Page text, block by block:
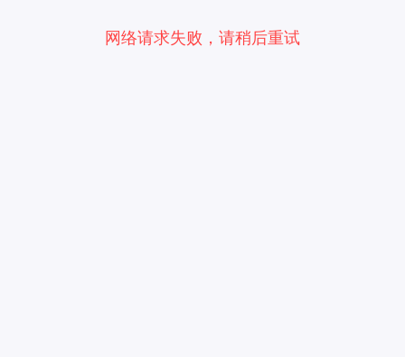
网络请求失败，请稍后重试